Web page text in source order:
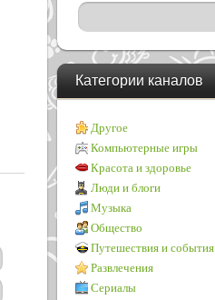
Категории каналов
Другое
Компьютерные игры
Красота и здоровье
Люди и блоги
Музыка
Общество
Путешествия и события
Развлечения
Сериалы